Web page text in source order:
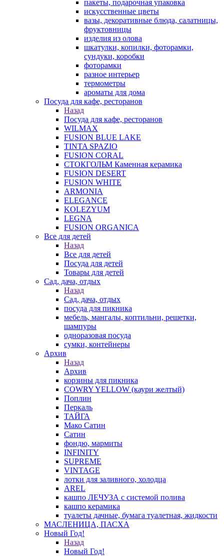
пакеты, подарочная упаковка
искусственные цветы
вазы, декоративные блюда, салатницы,
фруктовницы
изделия из олова
шкатулки, копилки, фоторамки,
сундуки, коробки
фоторамки
разное интерьер
термометры
ароматы для дома
Посуда для кафе, ресторанов
Назад
Посуда для кафе, ресторанов
WILMAX
FUSION BLUE LAKE
TINTA SPAZIO
FUSION CORAL
СТОКГОЛЬМ Каменная керамика
FUSION DESERT
FUSION WHITE
ARMONIA
ELEGANCE
KOLEZYUM
LEGNA
FUSION ORGANICA
Все для детей
Назад
Все для детей
Посуда для детей
Товары для детей
Сад, дача, отдых
Назад
Сад, дача, отдых
посуда для пикника
мебель, мангалы, коптильни, решетки,
шампуры
одноразовая посуда
сумки, контейнеры
Архив
Назад
Архив
корзины для пикника
COWRY YELLOW (каури желтый)
Поплин
Перкаль
ТАЙГА
Мако Сатин
Сатин
фондю, мармиты
INFINITY
SUPREME
VINTAGE
лотки для заливного, холодца
AREL
кашпо ЛЕЧУЗА с системой полива
кашпо керамика
туалеты дачные, бумага туалетная, жидкости
МАСЛЕНИЦА, ПАСХА
Новый Год!
Назад
Новый Год!